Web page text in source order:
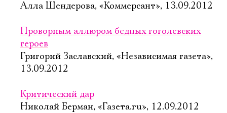
Алла Шендерова, «Коммерсант», 13.09.2012
Проворным аллюром бедных гоголевских
героев
Григорий Заславский, «Независимая газета»,
13.09.2012
Критический дар
Николай Берман, «Газета.ru», 12.09.2012